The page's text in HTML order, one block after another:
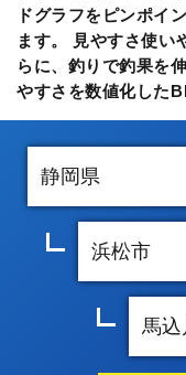
ドグラフをピンポイ
ます。 見やすさ使い
らに、釣りで釣果を
やすさを数値化した